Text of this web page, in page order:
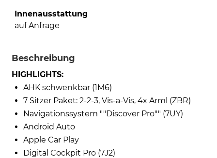
Innenausstattung
auf Anfrage
Beschreibung
HIGHLIGHTS:
AHK schwenkbar (1M6)
7 Sitzer Paket: 2-2-3, Vis-a-Vis, 4x Arml (ZBR)
Navigationssystem ""Discover Pro"" (7UY)
Android Auto
Apple Car Play
Digital Cockpit Pro (7J2)